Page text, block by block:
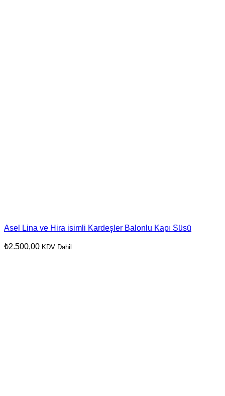
Asel Lina ve Hira isimli Kardeşler Balonlu Kapı Süsü
₺2.500,00 KDV Dahil